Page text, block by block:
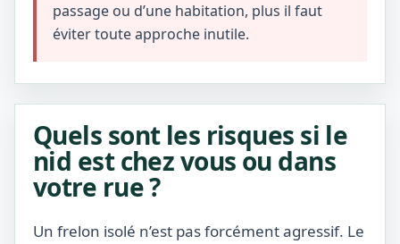
passage ou d’une habitation, plus il faut
éviter toute approche inutile.
Quels sont les risques si le
nid est chez vous ou dans
votre rue ?
Un frelon isolé n’est pas forcément agressif. Le